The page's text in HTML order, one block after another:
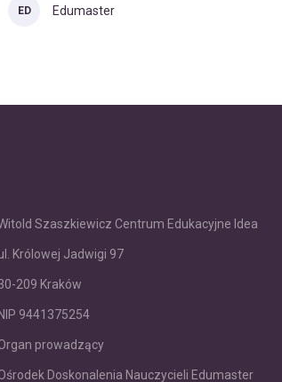
ED Edumaster
Szaszkiewicz Centrum Edukacyjne Idea
Królowej Jadwigi 97
209 Kraków
NIP 9441375254
prowadzący
Doskonalenia Nauczycieli Edumaster